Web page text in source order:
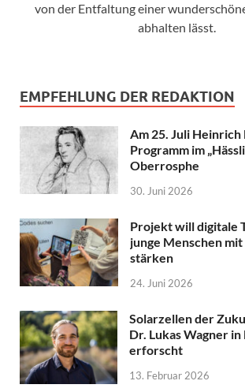
von der Entfaltung einer
abhalten lässt.
EMPFEHLUNG DER REDAKTION
Am 25. Juli Heinrich
Programm im
Oberrosphe
30. Juni 2026
Projekt will digitale
junge Menschen
stärken
24. Juni 2026
Solarzellen der
Dr. Lukas Wagner
erforscht
13. Februar 2026